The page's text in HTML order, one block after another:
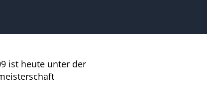
ist heute unter der